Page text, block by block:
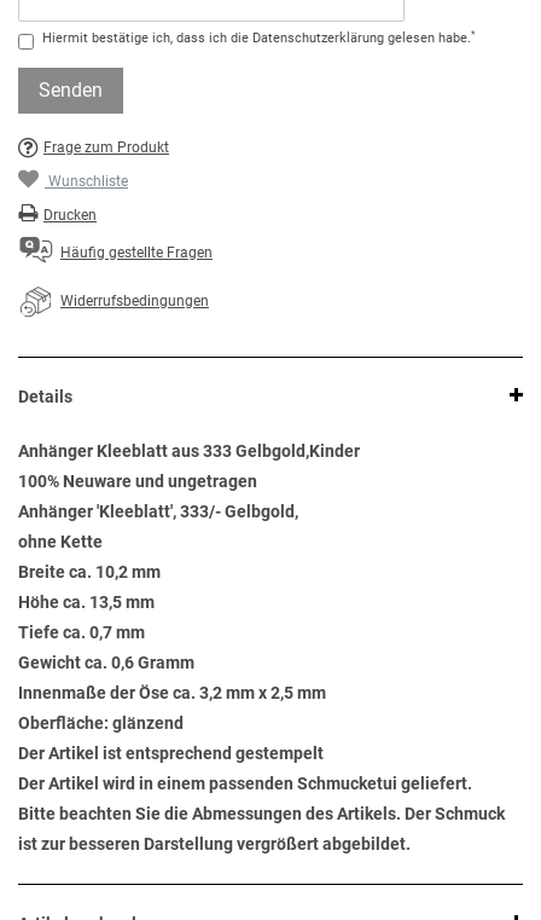
Hiermit bestätige ich, dass ich die Daten­schutz­erklärung gelesen habe.*
Senden
Frage zum Produkt
Wunschliste
Drucken
Häufig gestellte Fragen
Widerrufsbedingungen
Details
Anhänger Kleeblatt aus 333 Gelbgold,Kinder
100% Neuware und ungetragen
Anhänger 'Kleeblatt', 333/- Gelbgold,
ohne Kette
Breite ca. 10,2 mm
Höhe ca. 13,5 mm
Tiefe ca. 0,7 mm
Gewicht ca. 0,6 Gramm
Innenmaße der Öse ca. 3,2 mm x 2,5 mm
Oberfläche: glänzend
Der Artikel ist entsprechend gestempelt
Der Artikel wird in einem passenden Schmucketui geliefert.
Bitte beachten Sie die Abmessungen des Artikels. Der Schmuck
ist zur besseren Darstellung vergrößert abgebildet.